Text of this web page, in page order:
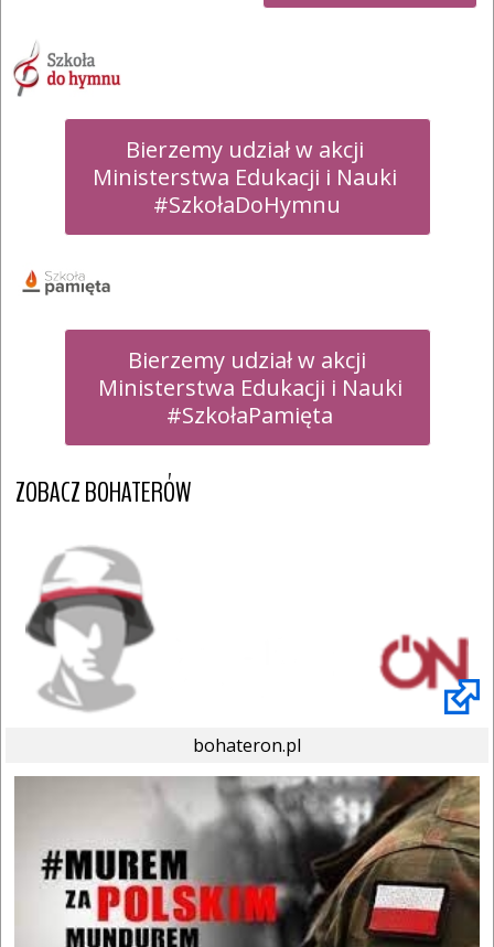
Bierzemy udział w akcji
Ministerstwa Edukacji i Nauki
#SzkołaDoHymnu
Bierzemy udział w akcji
#SzkołaPamięta
ZOBACZ BOHATERÓW
bohateron.pl